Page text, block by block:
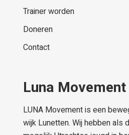
Trainer worden
Doneren
Contact
Luna Movement
LUNA Movement is een
wijk Lunetten. Wij hebben als